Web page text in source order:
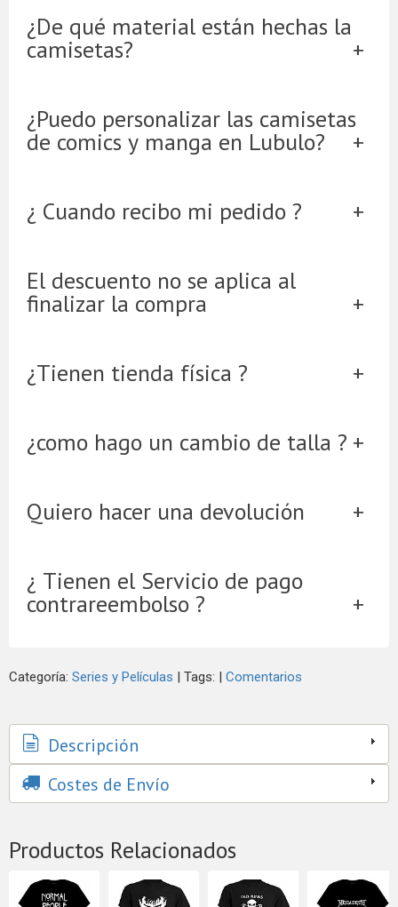
¿De qué material están hechas la
camisetas?
¿Puedo personalizar las camisetas
de comics y manga en Lubulo?
¿ Cuando recibo mi pedido ?
El descuento no se aplica al
finalizar la compra
¿Tienen tienda física ?
¿como hago un cambio de talla ?
Quiero hacer una devolución
¿ Tienen el Servicio de pago
contrareembolso ?
Categoría: Series y Películas Tags: Comentarios
Descripción
Costes de Envío
Productos Relacionados